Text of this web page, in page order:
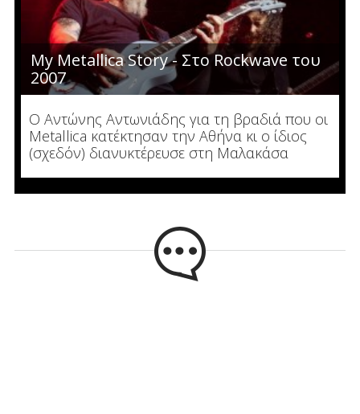
My Metallica Story - Στο Rockwave του
2007
Ο Αντώνης Αντωνιάδης για τη βραδιά που οι
Metallica κατέκτησαν την Αθήνα κι ο ίδιος
(σχεδόν) διανυκτέρευσε στη Μαλακάσα